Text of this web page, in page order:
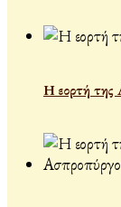
Η εορτή της